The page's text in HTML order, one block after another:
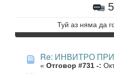
Туй аз няма да
Re: ИНВИТРО
« Отговор #731 -: